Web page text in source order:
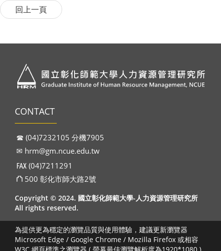
CONTACT
☎︎ (04)7232105 分機7905
✉︎ hrm@gm.ncue.edu.tw
℻ (04)7211291
⛫ 500 彰化市師大路2號
Copyright © 2024. 國立彰化師範大學-人力資源管理研究所
All rights reserved.
為提供更為穩定的瀏覽品質與使用體驗，建議更新瀏覽器
Microsoft Edge / Google Chrome / Mozilla Firefox 或相容
W3C 網頁標準之瀏覽器 ( 螢幕最佳瀏覽解析度為1920*1080 )